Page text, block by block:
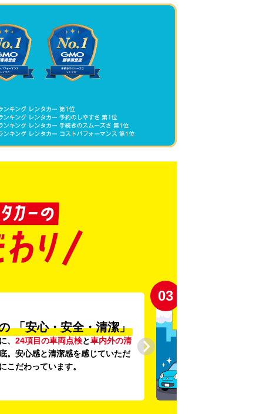
「安心・安全・清潔」
、 24項目の車両点検と車内外の清
。安心感と清潔感を感じていただ
こだわっています。
03